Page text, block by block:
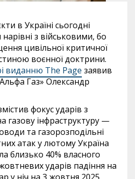
в Україні сьогодні
з військовими, бо
цивільної критичної
воєнної доктрини.
виданню The Page заявив
Газ» Олександр
фокус ударів з
газову інфраструктуру —
та газорозподільні
атак у лютому Україна
близько 40% власного
ударів падіння на